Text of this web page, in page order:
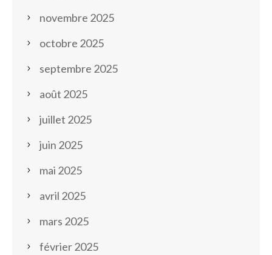
novembre 2025
octobre 2025
septembre 2025
août 2025
juillet 2025
juin 2025
mai 2025
avril 2025
mars 2025
février 2025